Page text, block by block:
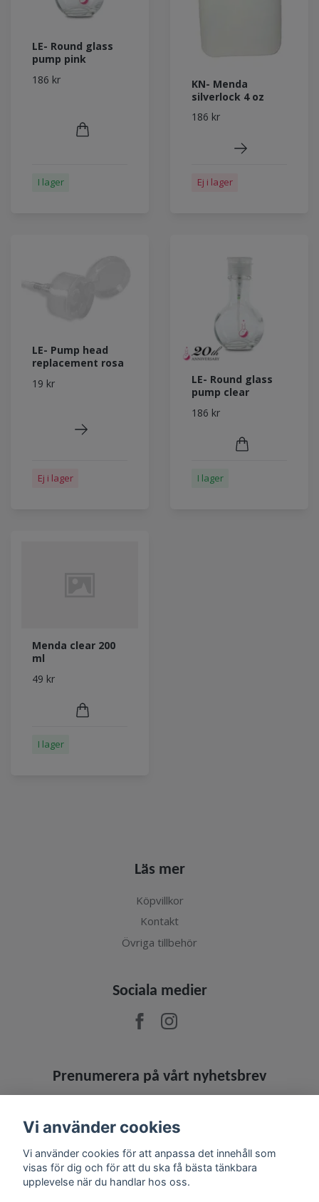
LE- Round glass
pump pink
186 kr
I lager
KN- Menda
silverlock 4 oz
186 kr
Ej i lager
LE- Pump head
replacement rosa
19 kr
Ej i lager
LE- Round glass
pump clear
186 kr
I lager
Menda clear 200
ml
49 kr
I lager
Läs mer
Köpvillkor
Kontakt
Övriga tillbehör
Sociala medier
Prenumerera på vårt nyhetsbrev
Vi använder cookies
Vi använder cookies för att anpassa det innehåll som
visas för dig och för att du ska få bästa tänkbara
upplevelse när du handlar hos oss.